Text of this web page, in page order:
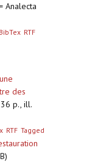
Analecta
BibTex RTF
des
p., ill.
RTF Tagged